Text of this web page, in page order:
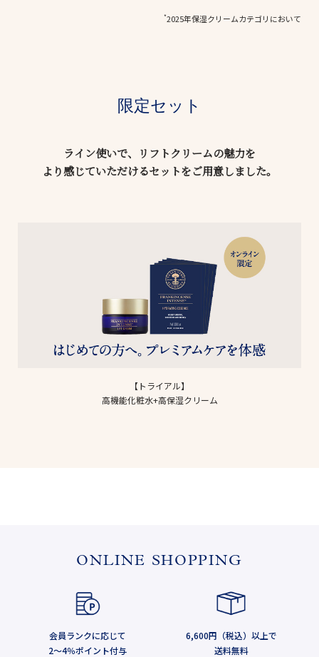
*2025年保湿クリームカテゴリにおいて
限定セット
ライン使いで、リフトクリームの魅力を
より感じていただけるセットをご用意しました。
【トライアル】
高機能化粧水+高保湿クリーム
ONLINE SHOPPING
会員ランクに応じて
2～4％ポイント付与
6,600円（税込）以上で
送料無料